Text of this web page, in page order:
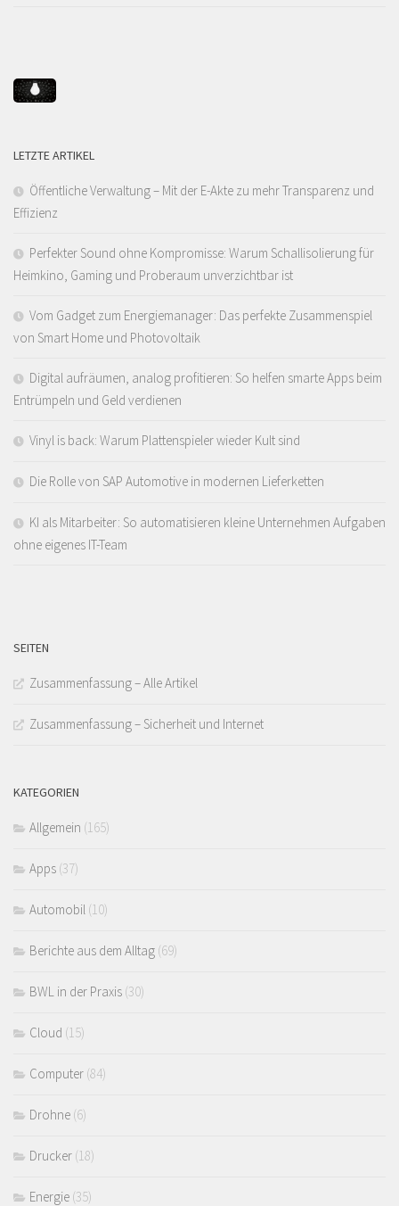
LETZTE ARTIKEL
Öffentliche Verwaltung – Mit der E-Akte zu mehr Transparenz und
Effizienz
Perfekter Sound ohne Kompromisse: Warum Schallisolierung für
Heimkino, Gaming und Proberaum unverzichtbar ist
Vom Gadget zum Energiemanager: Das perfekte Zusammenspiel
von Smart Home und Photovoltaik
Digital aufräumen, analog profitieren: So helfen smarte Apps beim
Entrümpeln und Geld verdienen
Vinyl is back: Warum Plattenspieler wieder Kult sind
Die Rolle von SAP Automotive in modernen Lieferketten
KI als Mitarbeiter: So automatisieren kleine Unternehmen Aufgaben
ohne eigenes IT-Team
SEITEN
Zusammenfassung – Alle Artikel
Zusammenfassung – Sicherheit und Internet
KATEGORIEN
Allgemein (165)
Apps (37)
Automobil (10)
Berichte aus dem Alltag (69)
BWL in der Praxis (30)
Cloud (15)
Computer (84)
Drohne (6)
Drucker (18)
Energie (35)